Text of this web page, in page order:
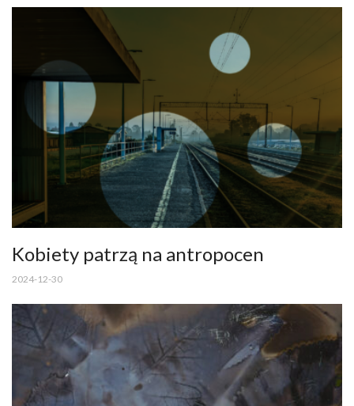
Kobiety patrzą na antropocen
2024-12-30